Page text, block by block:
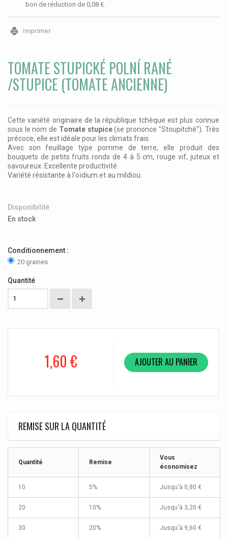
bon de réduction de 0,08 €.
Imprimer
TOMATE STUPICKÉ POLNÍ RANÉ
/STUPICE (TOMATE ANCIENNE)
Cette variété originaire de la république tchèque est plus connue
sous le nom de Tomate stupice(se prononce "Stoupitché") Très
précoce, elle est idéale pour les climats frais.
Avec son feuillage type pomme de terre, elle produit des
bouquets de petits fruits ronds de 4 à 5 cm, rouge vif, juteux et
savoureux. Excellente productivité.
Variété résistante à l'oïdium et au mildiou.
Disponibilité
En stock
Conditionnement :
20 graines
Quantité
1,60 € AJOUTER AU PANIER
REMISE SUR LA QUANTITÉ
Quantité Remise
Vous
économisez
10 5% Jusqu'à 0,80 €
20 10% Jusqu'à 3,20 €
30 20% Jusqu'à 9,60 €